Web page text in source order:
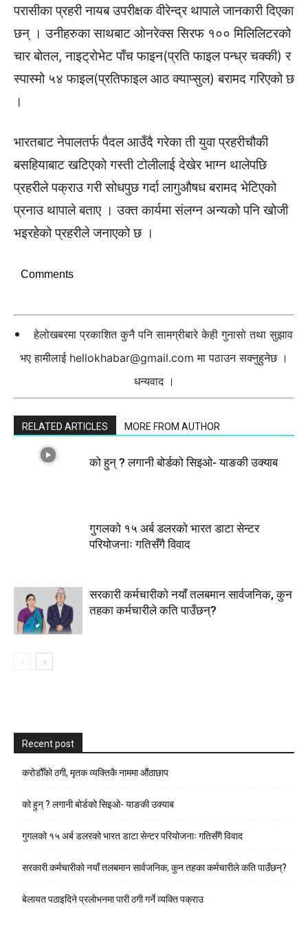
परासीका प्रहरी नायब उपरीक्षक वीरेन्द्र थापाले जानकारी दिएका
छन् । उनीहरुका साथबाट ओनरेक्स सिरफ १०० मिलिलिटरको
चार बोतल, नाइट्रोभेट पाँच फाइन(प्रति फाइल पन्ध्र चक्की) र
स्पास्मो ५४ फाइल(प्रतिफाइल आठ क्याप्सुल) बरामद गरिएको छ
।
भारतबाट नेपालतर्फ पैदल आउँदै गरेका ती युवा प्रहरीचौकी
बसहियाबाट खटिएको गस्ती टोलीलाई देखेर भाग्न थालेपछि
प्रहरीले पक्राउ गरी सोधपुछ गर्दा लागुऔषध बरामद भेटिएको
प्रनाउ थापाले बताए । उक्त कार्यमा संलग्न अन्यको पनि खोजी
भइरहेको प्रहरीले जनाएको छ ।
Comments
हेलोखबरमा प्रकाशित कुनै पनि सामग्रीबारे केही गुनासो तथा सुझाव
भए हामीलाई hellokhabar@gmail.com मा पठाउन सक्नुहुनेछ ।
धन्यवाद ।
RELATED ARTICLES MORE FROM AUTHOR
को हुन् ? लगानी बोर्डको सिइओ- याङकी उक्याब
गुगलको १५ अर्ब डलरको भारत डाटा सेन्टर
परियोजनाः गतिसँगै विवाद
सरकारी कर्मचारीकाे नयाँ तलबमान सार्वजनिक, कुन
तहका कर्मचारीले कति पाउँछन्?
Recent post
करोडौँको ठगी, मृतक व्यक्तिकै नाममा औंठाछाप
को हुन् ? लगानी बोर्डको सिइओ- याङकी उक्याब
गुगलको १५ अर्ब डलरको भारत डाटा सेन्टर परियोजनाः गतिसँगै विवाद
सरकारी कर्मचारीकाे नयाँ तलबमान सार्वजनिक, कुन तहका कर्मचारीले कति पाउँछन्?
बेलायत पठाइदिने प्रलाेभनमा पारी ठगी गर्ने व्यक्ति पक्राउ